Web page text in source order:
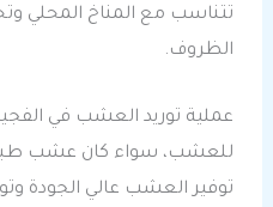
تتناسب مع المناخ المحلي
الظروف.
عملية توريد العشب في
للعشب، سواء كان عشب
توفير العشب عالي الجودة